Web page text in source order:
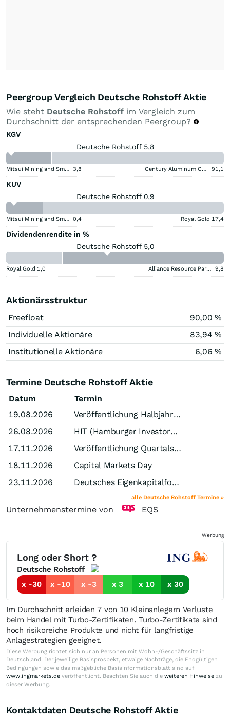
Peergroup Vergleich Deutsche Rohstoff Aktie
Wie steht Deutsche Rohstoff im Vergleich zum
Durchschnitt der entsprechenden Peergroup?
KGV
Deutsche Rohstoff 5,8
Mitsui Mining and Smelting Company 3,8 Century Aluminum Company 91,1
KUV
Deutsche Rohstoff 0,9
Mitsui Mining and Smelting Company 0,4 Royal Gold 17,4
Dividendenrendite in %
Deutsche Rohstoff 5,0
Royal Gold 1,0 Alliance Resource Partners 9,8
Aktionärsstruktur
Freefloat
90,00 %
Individuelle Aktionäre
83,94 %
Institutionelle Aktionäre
6,06 %
Termine Deutsche Rohstoff Aktie
Datum
Termin
19.08.2026
Veröffentlichung Halbjahresabschluss
26.08.2026
HIT (Hamburger Investorentag), Hamburg
17.11.2026
Veröffentlichung Quartalsfinanzbericht (Stichtag Q3)
18.11.2026
Capital Markets Day
23.11.2026
Deutsches Eigenkapitalforum, Frankfurt/Main
alle Deutsche Rohstoff Termine »
Unternehmenstermine von EQS
Werbung
Long oder Short ?
Deutsche Rohstoff
x -30
x -10 x -3 x 3 x 10 x 30
Im Durchschnitt erleiden 7 von 10 Kleinanlegern Verluste
beim Handel mit Turbo-Zertifikaten. Turbo-Zertifikate sind
hoch risikoreiche Produkte und nicht für langfristige
Anlagestrategien geeignet.
Diese Werbung richtet sich nur an Personen mit Wohn-/Geschäftssitz in
Deutschland. Der jeweilige Basisprospekt, etwaige Nachträge, die Endgültigen
Bedingungen sowie das maßgebliche Basisinformationsblatt sind auf
www.ingmarkets.de veröffentlicht. Beachten Sie auch die weiteren Hinweise zu
dieser Werbung.
Kontaktdaten Deutsche Rohstoff Aktie